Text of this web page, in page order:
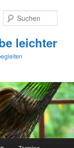
leichter